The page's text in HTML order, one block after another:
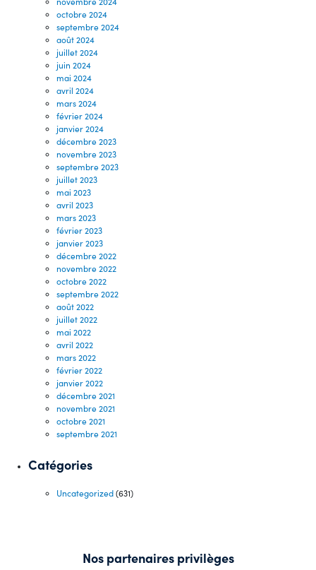
octobre 2024
septembre 2024
août 2024
juillet 2024
juin 2024
mai 2024
avril 2024
mars 2024
février 2024
janvier 2024
décembre 2023
novembre 2023
septembre 2023
juillet 2023
mai 2023
avril 2023
mars 2023
février 2023
janvier 2023
décembre 2022
novembre 2022
octobre 2022
septembre 2022
août 2022
juillet 2022
mai 2022
avril 2022
mars 2022
février 2022
janvier 2022
décembre 2021
novembre 2021
octobre 2021
septembre 2021
Catégories
Uncategorized(631)
Nos partenaires privilèges